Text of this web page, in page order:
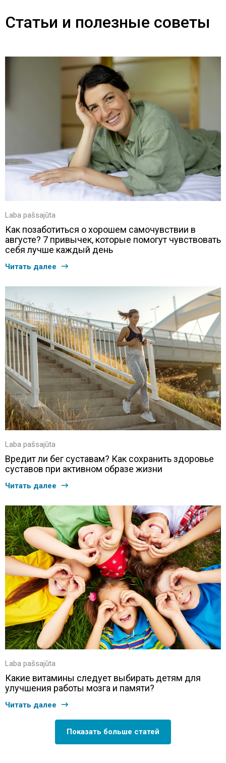
Статьи и полезные советы
Laba pašsajūta
Как позаботиться о хорошем самочувствии в
августе? 7 привычек, которые помогут чувствовать
себя лучше каждый день
Читать далее
Laba pašsajūta
Вредит ли бег суставам? Как сохранить здоровье
суставов при активном образе жизни
Читать далее
Laba pašsajūta
Какие витамины следует выбирать детям для
улучшения работы мозга и памяти?
Читать далее
Показать больше статей